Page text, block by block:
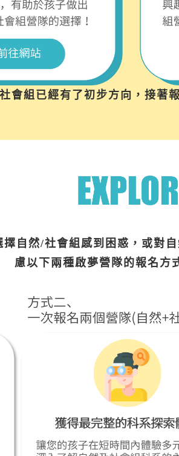
組已經有了初步方向，接著
自然/社會組感到困惑，或對
慮以下兩種啟夢營隊的報名方